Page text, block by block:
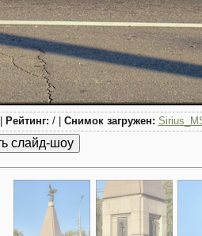
Рейтинг: / | Снимок загружен: